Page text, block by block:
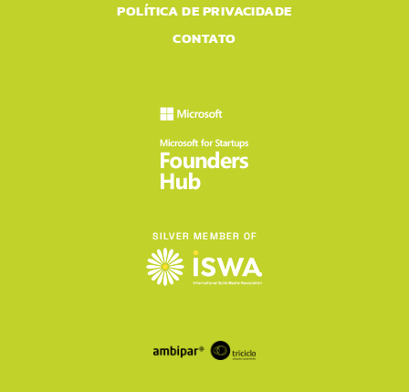
POLÍTICA DE PRIVACIDADE
CONTATO